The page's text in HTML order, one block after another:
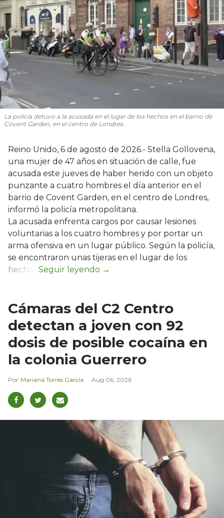
La policía detuvo a la acusada en el lugar de los hechos en el barrio de
Covent Garden, en el centro de Londres.
Reino Unido, 6 de agosto de 2026.- Stella Gollovena,
una mujer de 47 años en situación de calle, fue
acusada este jueves de haber herido con un objeto
punzante a cuatro hombres el día anterior en el
barrio de Covent Garden, en el centro de Londres,
informó la policía metropolitana.
La acusada enfrenta cargos por causar lesiones
voluntarias a los cuatro hombres y por portar un
arma ofensiva en un lugar público. Según la policía,
se encontraron unas tijeras en el lugar de los
hechos.
Cámaras del C2 Centro
detectan a joven con 92
dosis de posible cocaína en
la colonia Guerrero
Mariana Torres García Aug 06, 2026